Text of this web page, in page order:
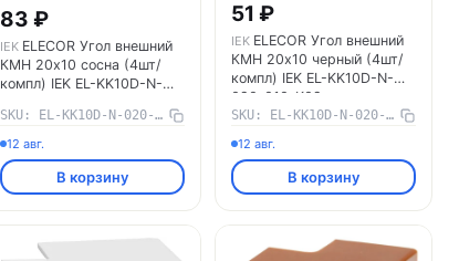
83 ₽
IEK ELECOR Угол внешний
КМН 20х10 сосна (4шт/
компл) IEK EL-KK10D-N-
SKU: EL-KK10D-N-020-010-K34
12 авг.
В корзину
51 ₽
IEK ELECOR Угол внешний
КМН 20х10 черный (4шт/
компл) IEK EL-KK10D-N-
020-010-K02
SKU: EL-KK10D-N-020-010-K02
12 авг.
В корзину